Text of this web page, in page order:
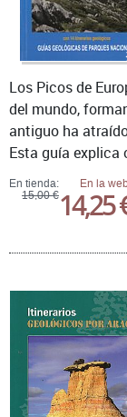
En tienda:
15,00 €
En la
14,25
Los Picos de
del mundo,
antiguo ha
Esta guía explica